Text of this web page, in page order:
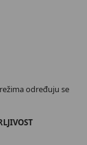
određuju se